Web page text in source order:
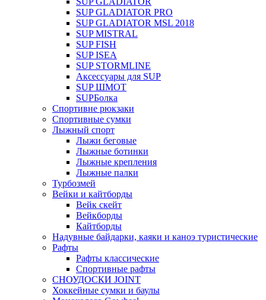
SUP GLADIATOR PRO
SUP GLADIATOR MSL 2018
SUP MISTRAL
SUP FISH
SUP ISEA
SUP STORMLINE
Аксессуары для SUP
SUP ШМОТ
SUPБолка
Спортивне рюкзаки
Спортивные сумки
Лыжный спорт
Лыжи беговые
Лыжные ботинки
Лыжные крепления
Лыжные палки
Турбозмей
Вейки и кайтборды
Вейк скейт
Вейкборды
Кайтборды
Надувные байдарки, каяки и каноэ туристические
Рафты
Рафты классические
Спортивные рафты
СНОУДОСКИ JOINT
Хоккейные сумки и баулы